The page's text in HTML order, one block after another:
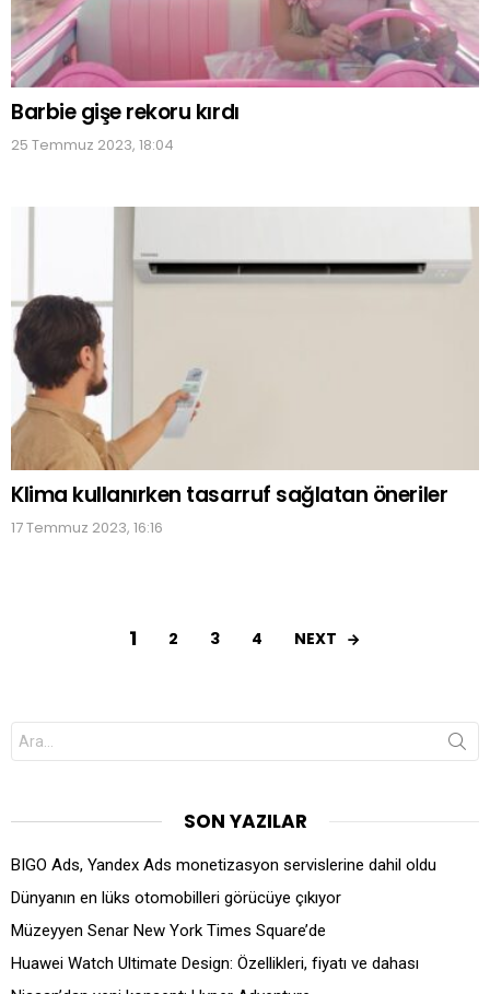
Barbie gişe rekoru kırdı
25 Temmuz 2023, 18:04
Klima kullanırken tasarruf sağlatan öneriler
17 Temmuz 2023, 16:16
1 2 3 4 NEXT
Search
for:
SON YAZILAR
BIGO Ads, Yandex Ads monetizasyon servislerine dahil oldu
Dünyanın en lüks otomobilleri görücüye çıkıyor
Müzeyyen Senar New York Times Square’de
Huawei Watch Ultimate Design: Özellikleri, fiyatı ve dahası